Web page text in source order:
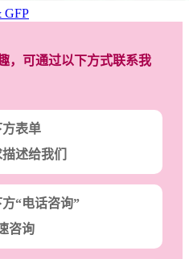
GFP
，可通过以下方式联系我
表单
述给我们
“电话咨询”
咨询